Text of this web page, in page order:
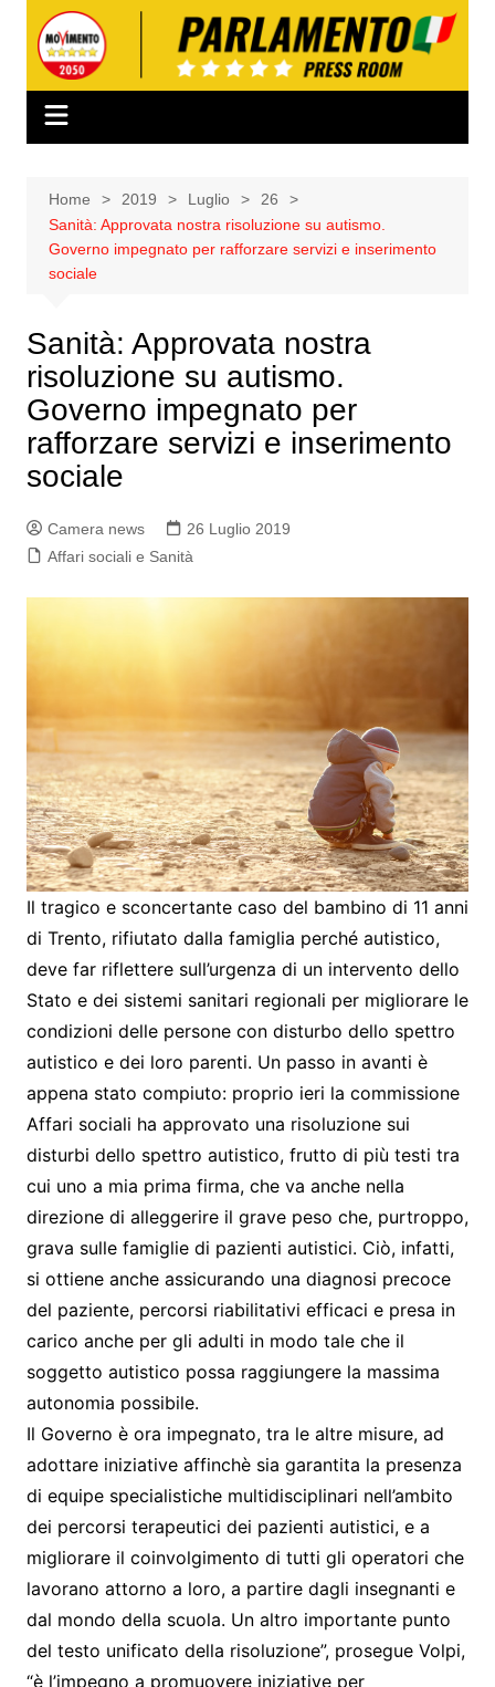
contenuto
Home 2019 Luglio
26
Sanità: Approvata nostra risoluzione su autismo.
Governo impegnato per rafforzare servizi e inserimento
sociale
Sanità: Approvata nostra
risoluzione su autismo.
Governo impegnato per
rafforzare servizi e inserimento
sociale
Camera news
26 Luglio 2019
Affari sociali e Sanità
Il tragico e sconcertante caso del bambino di 11 anni
di Trento, rifiutato dalla famiglia perché autistico,
deve far riflettere sull’urgenza di un intervento dello
Stato e dei sistemi sanitari regionali per migliorare le
condizioni delle persone con disturbo dello spettro
autistico e dei loro parenti. Un passo in avanti è
appena stato compiuto: proprio ieri la commissione
Affari sociali ha approvato una risoluzione sui
disturbi dello spettro autistico, frutto di più testi tra
cui uno a mia prima firma, che va anche nella
direzione di alleggerire il grave peso che, purtroppo,
grava sulle famiglie di pazienti autistici. Ciò, infatti,
si ottiene anche assicurando una diagnosi precoce
del paziente, percorsi riabilitativi efficaci e presa in
carico anche per gli adulti in modo tale che il
soggetto autistico possa raggiungere la massima
autonomia possibile.
Il Governo è ora impegnato, tra le altre misure, ad
adottare iniziative affinchè sia garantita la presenza
di equipe specialistiche multidisciplinari nell’ambito
dei percorsi terapeutici dei pazienti autistici, e a
migliorare il coinvolgimento di tutti gli operatori che
lavorano attorno a loro, a partire dagli insegnanti e
dal mondo della scuola. Un altro importante punto
del testo unificato della risoluzione”, prosegue Volpi,
“è l’impegno a promuovere iniziative per